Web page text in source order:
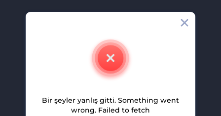
İletişim
Kariyer
Ortaklık Programı
Bir şeyler yanlış gitti. Something went
wrong. Failed to fetch